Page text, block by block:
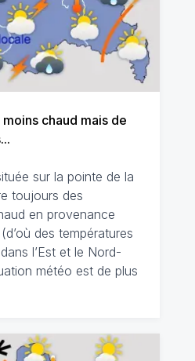
chaud mais de
sur la pointe de la
toujours des
en provenance
des températures
l’Est et le Nord-
météo est de plus